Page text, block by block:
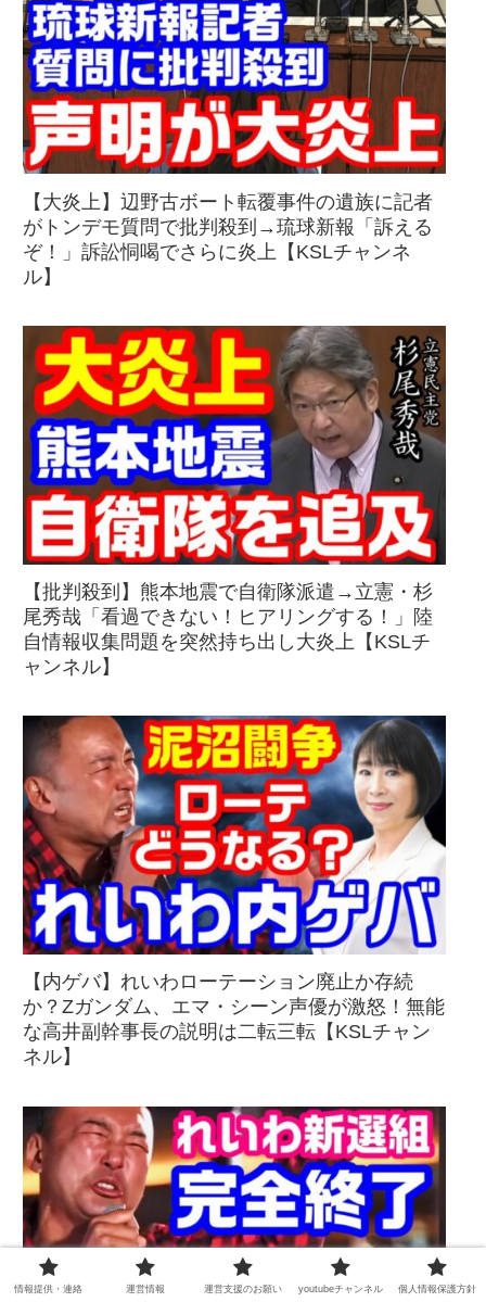
【大炎上】辺野古ボート転覆事件の遺族に記者
がトンデモ質問で批判殺到→琉球新報「訴える
ぞ！」訴訟恫喝でさらに炎上【KSLチャンネ
ル】
【批判殺到】熊本地震で自衛隊派遣→立憲・杉
尾秀哉「看過できない！ヒアリングする！」陸
自情報収集問題を突然持ち出し大炎上【KSLチ
ャンネル】
【内ゲバ】れいわローテーション廃止か存続
か？Zガンダム、エマ・シーン声優が激怒！無能
な高井副幹事長の説明は二転三転【KSLチャン
ネル】
情報提供・連絡 運営情報 運営支援のお願い youtubeチャンネル 個人情報保護方針